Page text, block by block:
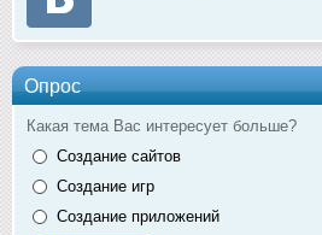
Опрос
Какая тема Вас интересует больше?
Создание сайтов
Создание игр
Создание приложений